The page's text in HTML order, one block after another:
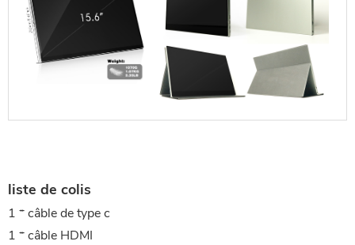
liste de colis
1 * câble de type c
1 * câble HDMI